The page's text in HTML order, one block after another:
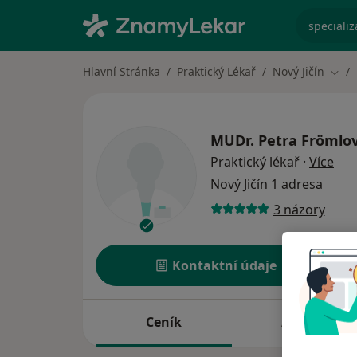
Hlavní Stránka Praktický Lékař Nový Jičín
MUDr. Petra
Praktický lékař · Více
Nový Jičín 1 adresa
3 názory
Kontaktní údaje
Ceník Adresy